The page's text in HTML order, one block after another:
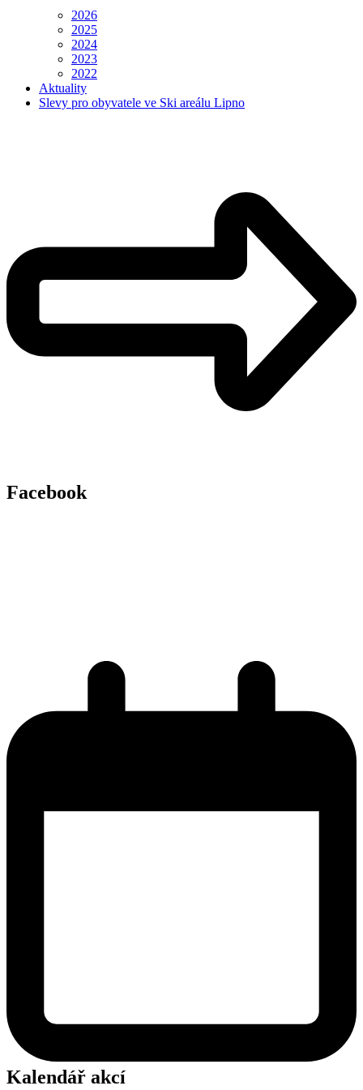
2026
2025
2024
2023
2022
Aktuality
Slevy pro obyvatele ve Ski areálu Lipno
Facebook
Kalendář akcí